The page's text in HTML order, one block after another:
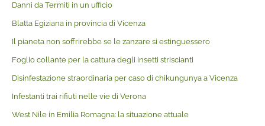
Danni da Termiti in un ufficio
Blatta Egiziana in provincia di Vicenza
Il pianeta non soffrirebbe se le zanzare si estinguessero
Foglio collante per la cattura degli insetti striscianti
Disinfestazione straordinaria per caso di chikungunya a Vicenza
Infestanti trai rifiuti nelle vie di Verona
West Nile in Emilia Romagna: la situazione attuale